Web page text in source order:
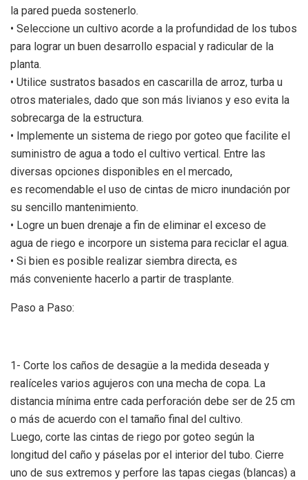
la pared pueda sostenerlo.
• Seleccione un cultivo acorde a la profundidad de los tubos
para lograr un buen desarrollo espacial y radicular de la
planta.
• Utilice sustratos basados en cascarilla de arroz, turba u
otros materiales, dado que son más livianos y eso evita la
sobrecarga de la estructura.
• Implemente un sistema de riego por goteo que facilite el
suministro de agua a todo el cultivo vertical. Entre las
diversas opciones disponibles en el mercado,
es recomendable el uso de cintas de micro inundación por
su sencillo mantenimiento.
• Logre un buen drenaje a fin de eliminar el exceso de
agua de riego e incorpore un sistema para reciclar el agua.
• Si bien es posible realizar siembra directa, es
más conveniente hacerlo a partir de trasplante.
Paso a Paso:
1- Corte los caños de desagüe a la medida deseada y
realíceles varios agujeros con una mecha de copa. La
distancia mínima entre cada perforación debe ser de 25 cm
o más de acuerdo con el tamaño final del cultivo.
Luego, corte las cintas de riego por goteo según la
longitud del caño y páselas por el interior del tubo. Cierre
uno de sus extremos y perfore las tapas ciegas (blancas) a